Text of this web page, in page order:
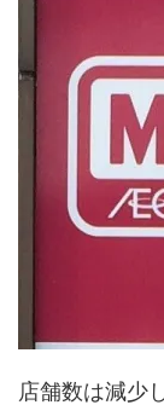
店舗数は減少